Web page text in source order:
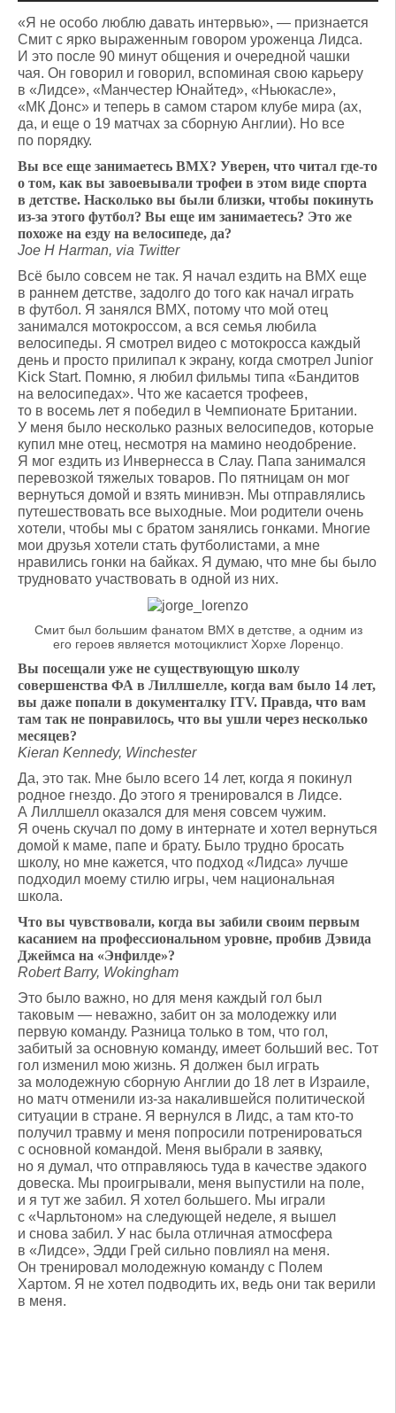
«Я не особо люблю давать интервью», — признается
Смит с ярко выраженным говором уроженца Лидса.
И это после 90 минут общения и очередной чашки
чая. Он говорил и говорил, вспоминая свою карьеру
в «Лидсе», «Манчестер Юнайтед», «Ньюкасле»,
«МК Донс» и теперь в самом старом клубе мира (ах,
да, и еще о 19 матчах за сборную Англии). Но все
по порядку.
Вы все еще занимаетесь BMX? Уверен, что читал где-то
о том, как вы завоевывали трофеи в этом виде спорта
в детстве. Насколько вы были близки, чтобы покинуть
из-за этого футбол? Вы еще им занимаетесь? Это же
похоже на езду на велосипеде, да?
Joe H Harman, via Twitter
Всё было совсем не так. Я начал ездить на BMX еще
в раннем детстве, задолго до того как начал играть
в футбол. Я занялся BMX, потому что мой отец
занимался мотокроссом, а вся семья любила
велосипеды. Я смотрел видео с мотокросса каждый
день и просто прилипал к экрану, когда смотрел Junior
Kick Start. Помню, я любил фильмы типа «Бандитов
на велосипедах». Что же касается трофеев,
то в восемь лет я победил в Чемпионате Британии.
У меня было несколько разных велосипедов, которые
купил мне отец, несмотря на мамино неодобрение.
Я мог ездить из Инвернесса в Слау. Папа занимался
перевозкой тяжелых товаров. По пятницам он мог
вернуться домой и взять минивэн. Мы отправлялись
путешествовать все выходные. Мои родители очень
хотели, чтобы мы с братом занялись гонками. Многие
мои друзья хотели стать футболистами, а мне
нравились гонки на байках. Я думаю, что мне бы было
трудновато участвовать в одной из них.
Смит был большим фанатом BMX в детстве, а одним из
его героев является мотоциклист Хорхе Лоренцо.
Вы посещали уже не существующую школу
совершенства ФА в Лиллшелле, когда вам было 14 лет,
вы даже попали в документалку ITV. Правда, что вам
там так не понравилось, что вы ушли через несколько
месяцев?
Kieran Kennedy, Winchester
Да, это так. Мне было всего 14 лет, когда я покинул
родное гнездо. До этого я тренировался в Лидсе.
А Лиллшелл оказался для меня совсем чужим.
Я очень скучал по дому в интернате и хотел вернуться
домой к маме, папе и брату. Было трудно бросать
школу, но мне кажется, что подход «Лидса» лучше
подходил моему стилю игры, чем национальная
школа.
Что вы чувствовали, когда вы забили своим первым
касанием на профессиональном уровне, пробив Дэвида
Джеймса на «Энфилде»?
Robert Barry, Wokingham
Это было важно, но для меня каждый гол был
таковым — неважно, забит он за молодежку или
первую команду. Разница только в том, что гол,
забитый за основную команду, имеет больший вес. Тот
гол изменил мою жизнь. Я должен был играть
за молодежную сборную Англии до 18 лет в Израиле,
но матч отменили из-за накалившейся политической
ситуации в стране. Я вернулся в Лидс, а там кто-то
получил травму и меня попросили потренироваться
с основной командой. Меня выбрали в заявку,
но я думал, что отправляюсь туда в качестве эдакого
довеска. Мы проигрывали, меня выпустили на поле,
и я тут же забил. Я хотел большего. Мы играли
с «Чарльтоном» на следующей неделе, я вышел
и снова забил. У нас была отличная атмосфера
в «Лидсе», Эдди Грей сильно повлиял на меня.
Он тренировал молодежную команду с Полем
Хартом. Я не хотел подводить их, ведь они так верили
в меня.